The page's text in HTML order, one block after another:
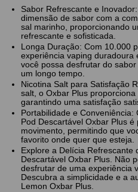
Sabor Refrescante e
dimensão de sabor com a
sal marinho, proporcionando
refrescante e sofisticada.
Longa Duração: Com 10.000
experiência vaping duradoura
você possa desfrutar do
um longo tempo.
Nicotina Salt para Satisfação
salt, o Oxbar Plus
garantindo uma satisfação
Portabilidade e
Pod Descartável Oxbar Plus
movimento, permitindo que
favorito onde quer que esteja.
Explore a Delícia Refrescante
Descartável Oxbar Plus. Não
desfrutar de uma experiência
Descubra a simplicidade e a
Lemon Oxbar Plus.